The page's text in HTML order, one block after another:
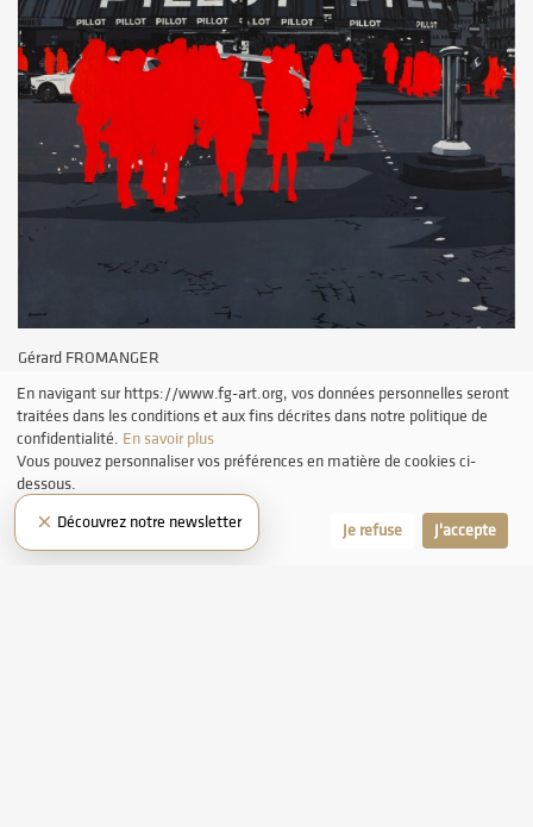
Gérard FROMANGER
1971
DÉCOUVREZ NOTRE NEWSLETTER
× Découvrez notre newsletter
En navigant sur https://www.fg-art.org, vos données personnelles seront
traitées dans les conditions et aux fins décrites dans notre politique de
confidentialité. En savoir plus
Vous pouvez personnaliser vos préférences en matière de cookies ci-
dessous.
Laissez-moi choisir Je refuse J'accepte